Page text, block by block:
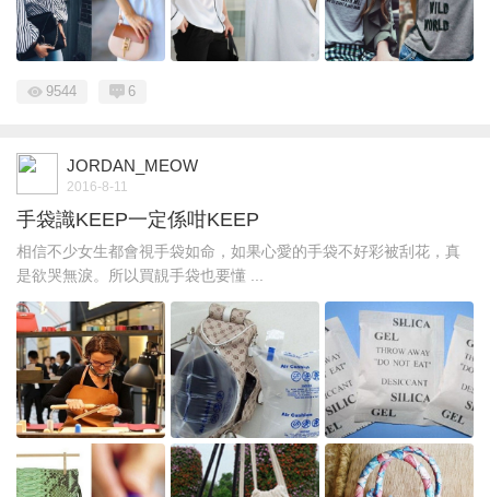
9544 6
JORDAN_MEOW
2016-8-11
手袋識KEEP一定係咁KEEP
相信不少女生都會視手袋如命，如果心愛的手袋不好彩被刮花，真
是欲哭無淚。所以買靚手袋也要懂 ...